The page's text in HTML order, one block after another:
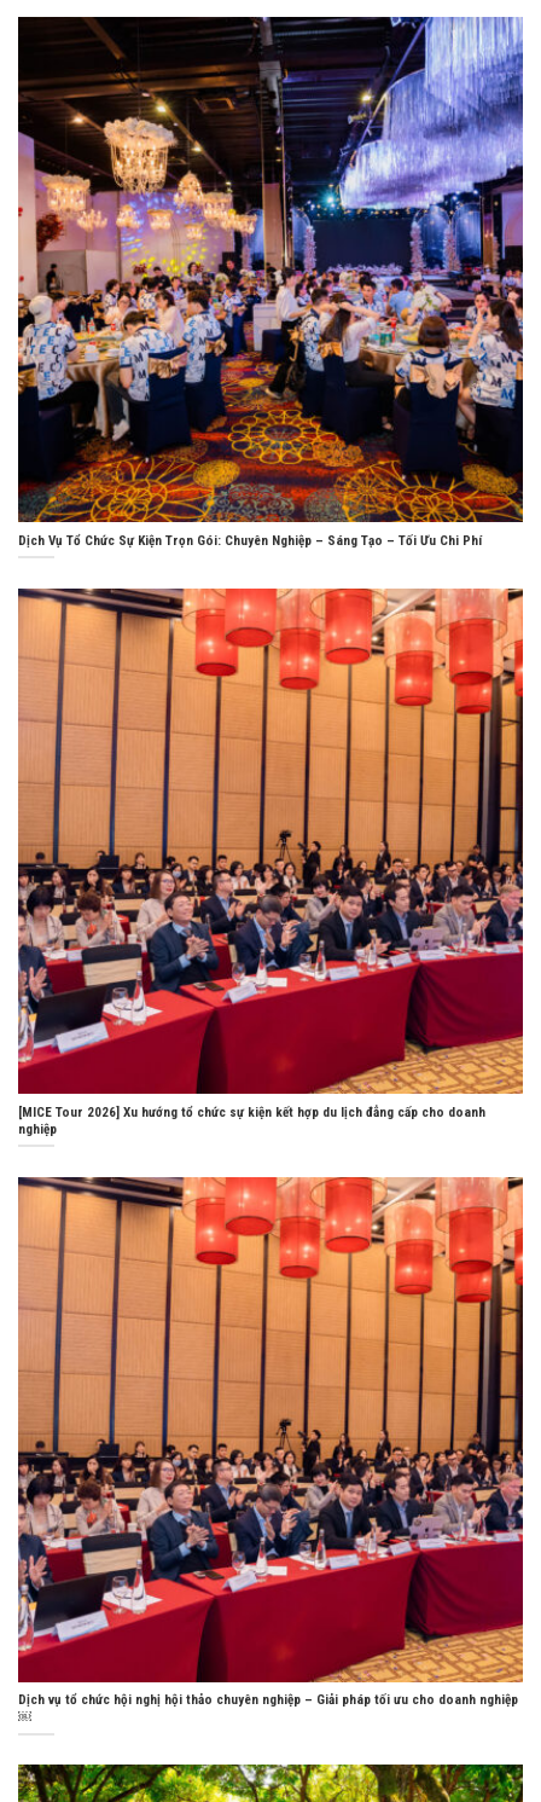
Dịch Vụ Tổ Chức Sự Kiện Trọn Gói: Chuyên Nghiệp – Sáng Tạo – Tối Ưu Chi Phí
[MICE Tour 2026] Xu hướng tổ chức sự kiện kết hợp du lịch đẳng cấp cho doanh
nghiệp
Dịch vụ tổ chức hội nghị hội thảo chuyên nghiệp – Giải pháp tối ưu cho doanh nghiệp
￼